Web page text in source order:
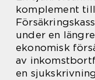
komplement
under en
ekonomisk
av
en